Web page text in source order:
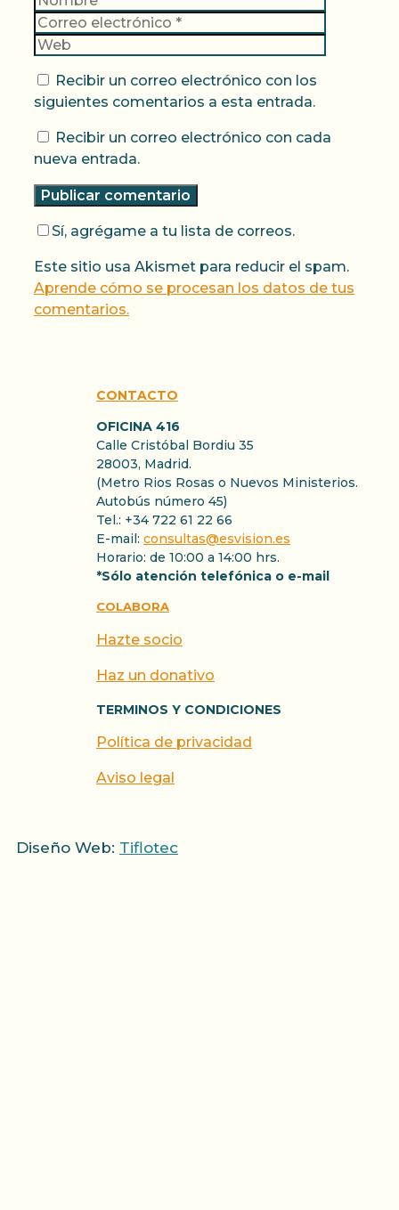
Recibir un correo electrónico con los
siguientes comentarios a esta entrada.
Recibir un correo electrónico con cada
nueva entrada.
Sí, agrégame a tu lista de correos.
Este sitio usa Akismet para reducir el spam.
Aprende cómo se procesan los datos de tus
comentarios.
CONTACTO
OFICINA 416
Calle Cristóbal Bordiu 35
28003, Madrid.
(Metro Rios Rosas o Nuevos Ministerios.
Autobús número 45)
Tel.: +34 722 61 22 66
E-mail: consultas@esvision.es
Horario: de 10:00 a 14:00 hrs.
*Sólo atención telefónica o e-mail
COLABORA
Hazte socio
Haz un donativo
TERMINOS Y CONDICIONES
Política de privacidad
Aviso legal
Diseño Web: Tiflotec